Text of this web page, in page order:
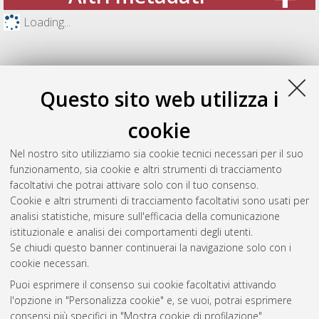
Questo sito web utilizza i
cookie
Nel nostro sito utilizziamo sia cookie tecnici necessari per il suo
funzionamento, sia cookie e altri strumenti di tracciamento
facoltativi che potrai attivare solo con il tuo consenso.
Cookie e altri strumenti di tracciamento facoltativi sono usati per
analisi statistiche, misure sull'efficacia della comunicazione
istituzionale e analisi dei comportamenti degli utenti.
Se chiudi questo banner continuerai la navigazione solo con i
cookie necessari.
Puoi esprimere il consenso sui cookie facoltativi attivando
l'opzione in "Personalizza cookie" e, se vuoi, potrai esprimere
consensi più specifici in "Mostra cookie di profilazione".
Loading...
Gestione del documento:
Atom
Rss 1.0